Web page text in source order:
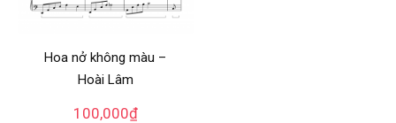
Hoa nở không màu –
Hoài Lâm
100,000₫